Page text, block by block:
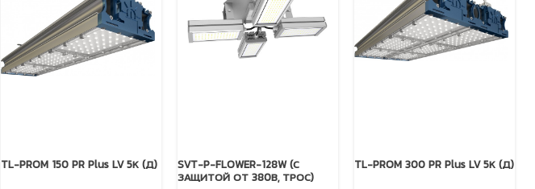
TL-PROM 150 PR Plus LV 5К (Д)
SVT-P-FLOWER-128W (С
ЗАЩИТОЙ ОТ 380В, ТРОС)
TL-PROM 300 PR Plus LV 5К (Д)